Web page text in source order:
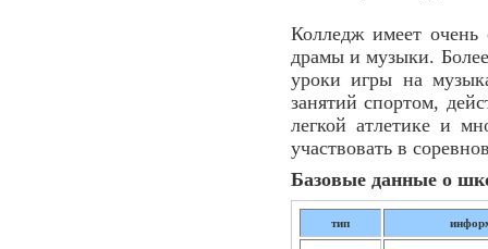
Колледж имеет очень
драмы и музыки.
уроки игры на
занятий спортом,
легкой атлетике и
участвовать в
Базовые данные о
тип